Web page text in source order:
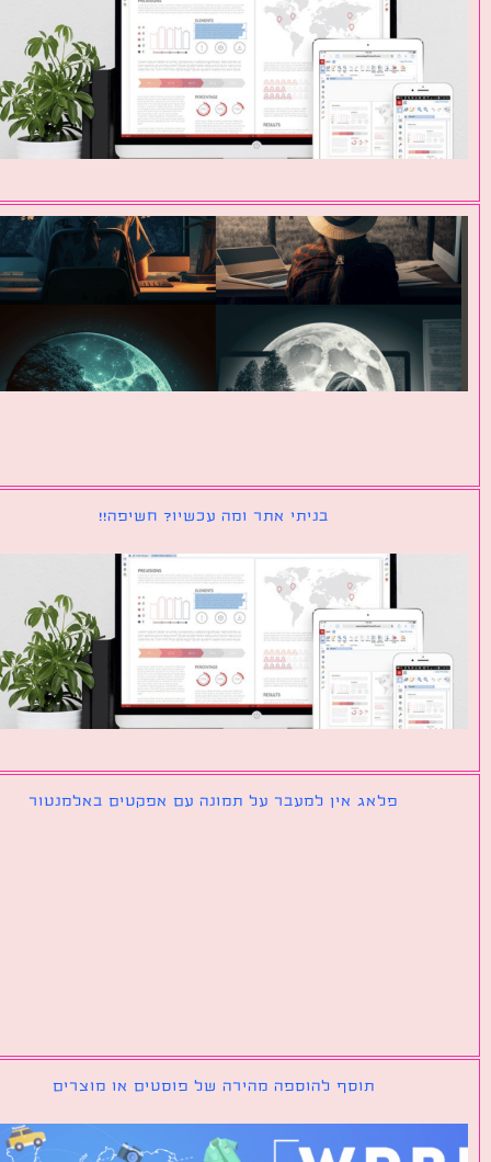
בניתי אתר ומה עכשיו? חשיפה!!
פלאג אין למעבר על תמונה עם אפקטים באלמנטור
תוסף להוספה מהירה של פוסטים או מוצרים